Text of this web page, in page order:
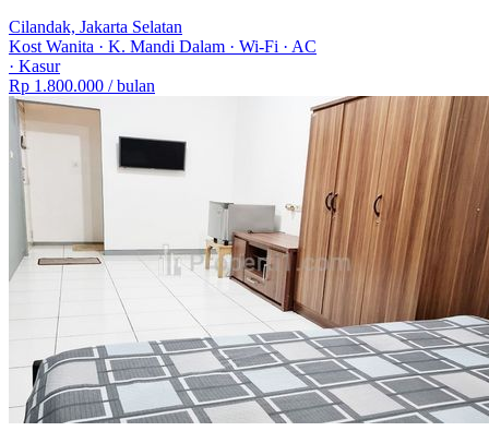
Cilandak, Jakarta Selatan
Kost Wanita · K. Mandi Dalam · Wi-Fi · AC
· Kasur
Rp 1.800.000 / bulan